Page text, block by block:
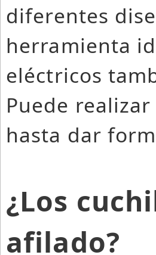
diferentes
herramienta
eléctricos
Puede
hasta dar
¿Los
afilado?